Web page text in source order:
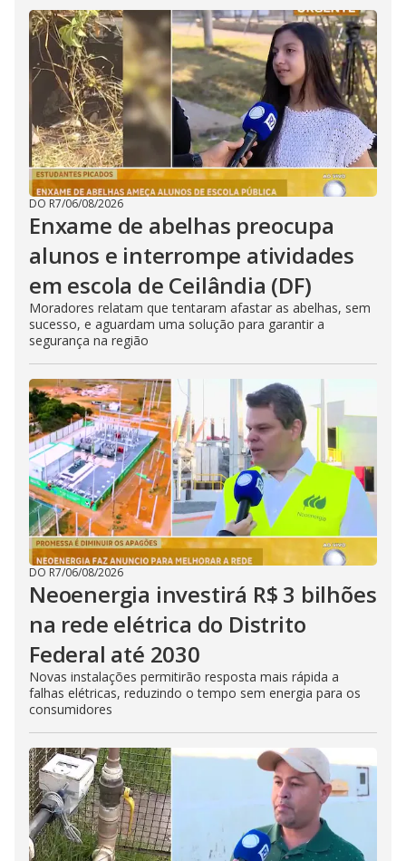
DO R7/06/08/2026
Enxame de abelhas preocupa
alunos e interrompe atividades
em escola de Ceilândia (DF)
Moradores relatam que tentaram afastar as abelhas, sem
sucesso, e aguardam uma solução para garantir a
segurança na região
DO R7/06/08/2026
Neoenergia investirá R$ 3 bilhões
na rede elétrica do Distrito
Federal até 2030
Novas instalações permitirão resposta mais rápida a
falhas elétricas, reduzindo o tempo sem energia para os
consumidores